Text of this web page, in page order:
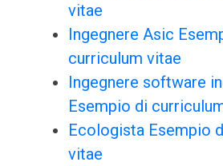
vitae
Ingegnere Asic
curriculum vitae
Ingegnere software
Esempio di
Ecologista Esempio
vitae